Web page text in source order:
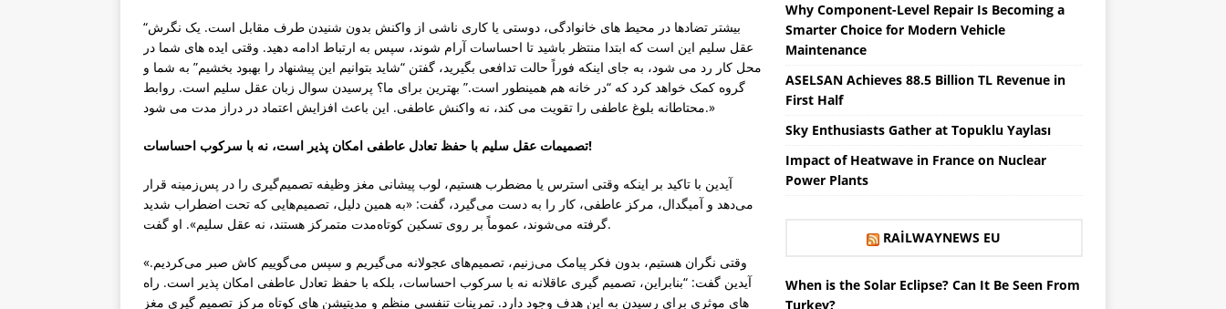
“بیشتر تضادها در محیط های خانوادگی، دوستی یا کاری ناشی از واکنش بدون شنیدن طرف مقابل است. یک نگرش
عقل سلیم این است که ابتدا منتظر باشید تا احساسات آرام شوند، سپس به ارتباط ادامه دهید. وقتی ایده های شما در
محل کار رد می شود، به جای اینکه فوراً حالت تدافعی بگیرید، گفتن “شاید بتوانیم این پیشنهاد را بهبود بخشیم” به شما و
گروه کمک خواهد کرد که “در خانه هم همینطور است.” بهترین برای ما؟ پرسیدن سوال زبان عقل سلیم است. روابط
محتاطانه بلوغ عاطفی را تقویت می کند، نه واکنش عاطفی. این باعث افزایش اعتماد در دراز مدت می شود.»
تصمیمات عقل سلیم با حفظ تعادل عاطفی امکان پذیر است، نه با سرکوب احساسات!
آیدین با تاکید بر اینکه وقتی استرس یا مضطرب هستیم، لوب پیشانی مغز وظیفه تصمیم‌گیری را در پس‌زمینه قرار
می‌دهد و آمیگدال، مرکز عاطفی، کار را به دست می‌گیرد، گفت: «به همین دلیل، تصمیم‌هایی که تحت اضطراب شدید
گرفته می‌شوند، عموماً بر روی تسکین کوتاه‌مدت متمرکز هستند، نه عقل سلیم». او گفت.
وقتی نگران هستیم، بدون فکر پیامک می‌زنیم، تصمیم‌های عجولانه می‌گیریم و سپس می‌گوییم کاش صبر می‌کردیم.»
آیدین گفت: “بنابراین، تصمیم گیری عاقلانه نه با سرکوب احساسات، بلکه با حفظ تعادل عاطفی امکان پذیر است. راه
های موثری برای رسیدن به این هدف وجود دارد. تمرینات تنفسی منظم و مدیتیشن های کوتاه مرکز تصمیم گیری مغز
Why Component-Level Repair Is Becoming a
Smarter Choice for Modern Vehicle
Maintenance
ASELSAN Achieves 88.5 Billion TL Revenue in
First Half
Sky Enthusiasts Gather at Topuklu Yaylası
Impact of Heatwave in France on Nuclear
Power Plants
RAILWAYNEWS EU
When is the Solar Eclipse? Can It Be Seen From
Turkey?